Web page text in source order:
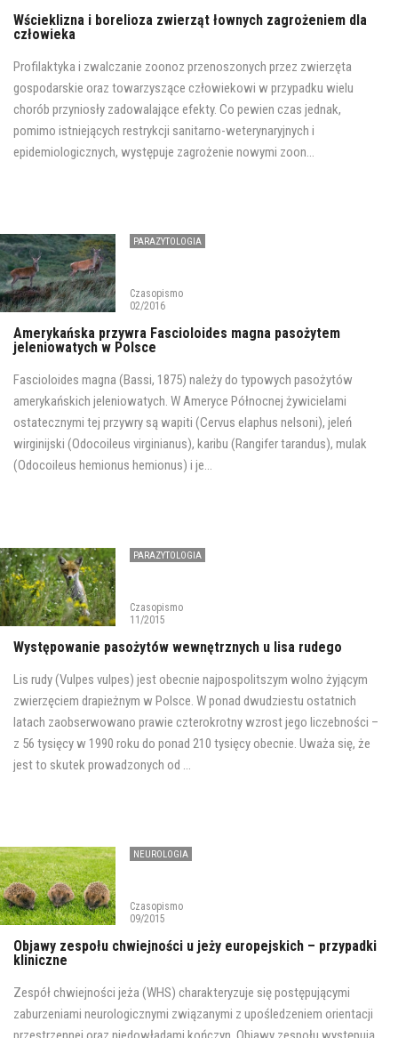
Wścieklizna i borelioza zwierząt łownych zagrożeniem dla
człowieka
Profilaktyka i zwalczanie zoonoz przenoszonych przez zwierzęta
gospodarskie oraz towarzyszące człowiekowi w przypadku wielu
chorób przyniosły zadowalające efekty. Co pewien czas jednak,
pomimo istniejących restrykcji sanitarno-weterynaryjnych i
epidemiologicznych, występuje zagrożenie nowymi zoon...
PARAZYTOLOGIA
Czasopismo
02/2016
Amerykańska przywra Fascioloides magna pasożytem
jeleniowatych w Polsce
Fascioloides magna (Bassi, 1875) należy do typowych pasożytów
amerykańskich jeleniowatych. W Ameryce Północnej żywicielami
ostatecznymi tej przywry są wapiti (Cervus elaphus nelsoni), jeleń
wirginijski (Odocoileus virginianus), karibu (Rangifer tarandus), mulak
(Odocoileus hemionus hemionus) i je...
PARAZYTOLOGIA
Czasopismo
11/2015
Występowanie pasożytów wewnętrznych u lisa rudego
Lis rudy (Vulpes vulpes) jest obecnie najpospolitszym wolno żyjącym
zwierzęciem drapieżnym w Polsce. W ponad dwudziestu ostatnich
latach zaobserwowano prawie czterokrotny wzrost jego liczebności –
z 56 tysięcy w 1990 roku do ponad 210 tysięcy obecnie. Uważa się, że
jest to skutek prowadzonych od ...
NEUROLOGIA
Czasopismo
09/2015
Objawy zespołu chwiejności u jeży europejskich – przypadki
kliniczne
Zespół chwiejności jeża (WHS) charakteryzuje się postępującymi
zaburzeniami neurologicznymi związanymi z upośledzeniem orientacji